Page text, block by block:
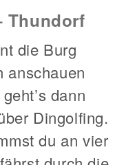
Thundorf
die Burg
anschauen
dann
Dingolfing.
du an vier